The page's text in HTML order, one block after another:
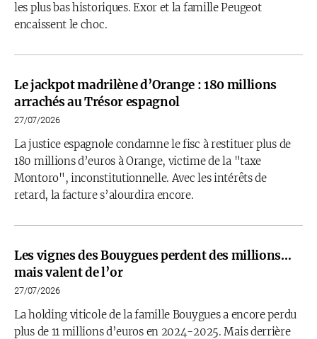
les plus bas historiques. Exor et la famille Peugeot
encaissent le choc.
Le jackpot madrilène d’Orange : 180 millions
arrachés au Trésor espagnol
27/07/2026
La justice espagnole condamne le fisc à restituer plus de
180 millions d’euros à Orange, victime de la "taxe
Montoro", inconstitutionnelle. Avec les intérêts de
retard, la facture s’alourdira encore.
Les vignes des Bouygues perdent des millions…
mais valent de l’or
27/07/2026
La holding viticole de la famille Bouygues a encore perdu
plus de 11 millions d’euros en 2024-2025. Mais derrière